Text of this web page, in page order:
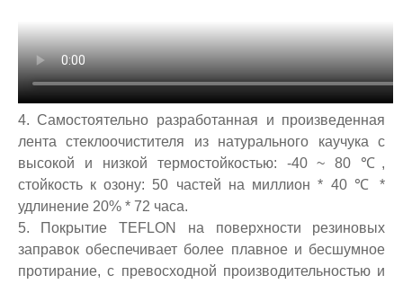
4. Самостоятельно разработанная и произведенная
лента стеклоочистителя из натурального каучука с
высокой и низкой термостойкостью: -40 ~ 80 ℃,
стойкость к озону: 50 частей на миллион * 40 ℃ *
удлинение 20% * 72 часа.
5. Покрытие TEFLON на поверхности резиновых
заправок обеспечивает более плавное и бесшумное
протирание, с превосходной производительностью и